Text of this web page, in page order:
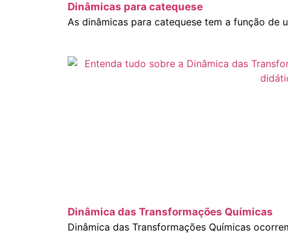
Dinâmicas para catequese
As dinâmicas para catequese tem a função de
Dinâmica das Transformações Químicas
Dinâmica das Transformações Químicas